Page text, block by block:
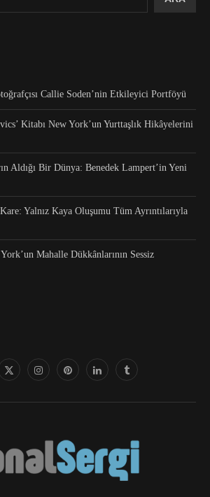
Callie Soden’nin Etkileyici Portföyü
Kitabı New York’un Yurttaşlık Hikâyelerini
Aldığı Bir Dünya: Benedek Lampert’in Yeni
Yalnız Kaya Oluşumu Tüm Ayrıntılarıyla
Mahalle Dükkânlarının Sessiz